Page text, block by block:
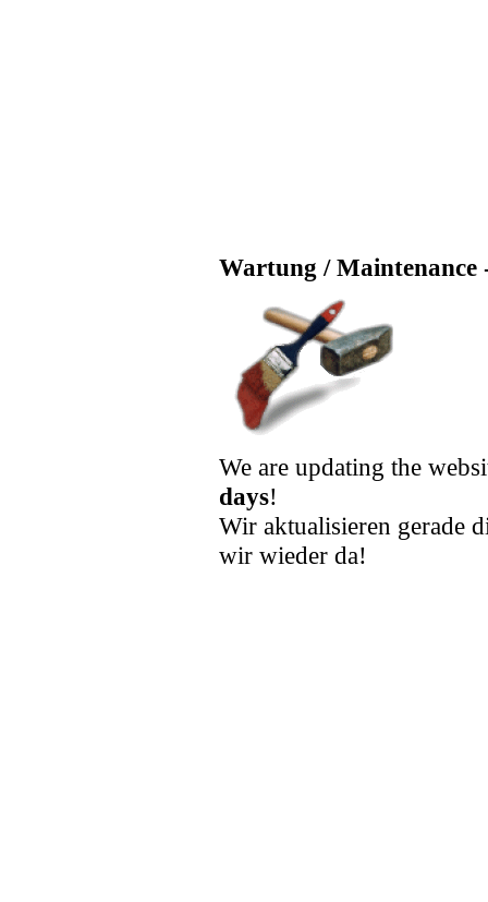
Wartung / Maintenance
We are updating the
days!
Wir aktualisieren gerade
wir wieder da!